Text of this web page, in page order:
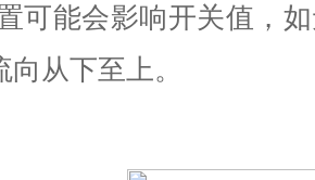
可能会影响开关值，
从下至上。